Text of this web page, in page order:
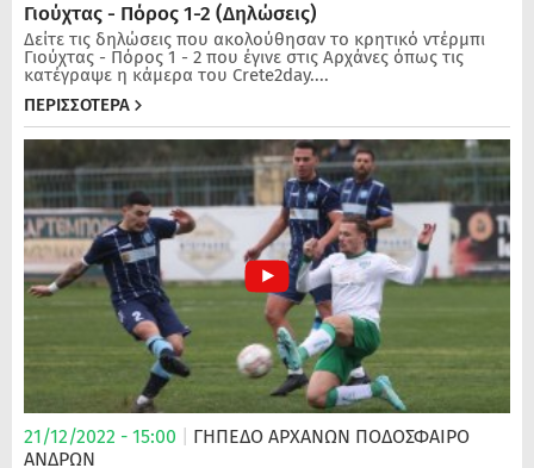
Γιούχτας - Πόρος 1-2 (Δηλώσεις)
Δείτε τις δηλώσεις που ακολούθησαν το κρητικό ντέρμπι
Γιούχτας - Πόρος 1 - 2 που έγινε στις Αρχάνες όπως τις
κατέγραψε η κάμερα του Crete2day....
ΠΕΡΙΣΣΟΤΕΡΑ
21/12/2022 - 15:00 ΓΗΠΕΔΟ ΑΡΧΑΝΩΝ ΠΟΔΌΣΦΑΙΡΟ
ΑΝΔΡΏΝ